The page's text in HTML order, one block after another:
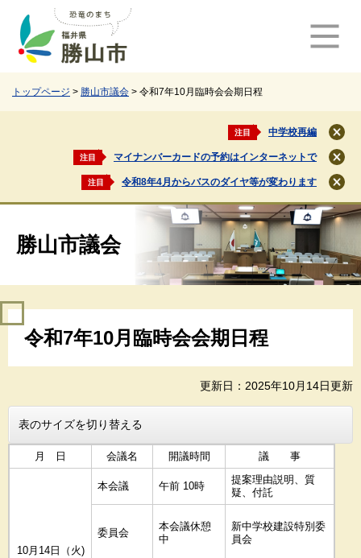
トップページ > 勝山市議会 > 令和7年10月臨時会会期日程
注目 中学校再編
閉
じ
る
注目 マイナンバーカードの予約はインターネットで
閉
じ
る
注目 令和8年4月からバスのダイヤ等が変わります
閉
じ
る
勝山市議会
令和7年10月臨時会会期日程
更新日：2025年10月14日更新
表のサイズを切り替える
月 日 会議名 開議時間 議 事
10月14日（火)
本会議 午前 10時
提案理由説明、質
疑、付託
委員会
本会議休憩
中
新中学校建設特別委
員会